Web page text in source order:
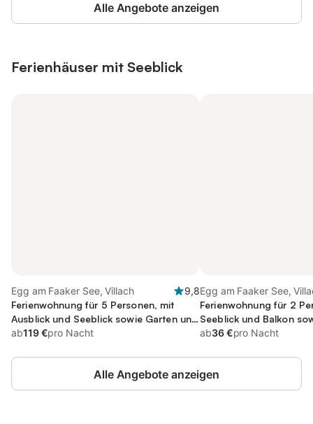
Alle Angebote anzeigen
Ferienhäuser mit Seeblick
Egg am Faaker See, Villach
9,8
Ferienwohnung für 5 Personen, mit
Ausblick und Seeblick sowie Garten und
Sauna
ab119 €pro Nacht
Egg am Faaker See,
Ferienwohnung für 2
Seeblick und Balkon
kinderfreundlich
ab36 €pro Nacht
Alle Angebote anzeigen